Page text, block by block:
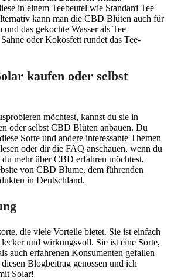
in einem Teebeutel wie Standard Tee
kann man die CBD Blüten auch für
und das gekochte Wasser als Tee
oder Kokosfett rundet das Tee-
kaufen oder selbst
möchtest, kannst du sie in
oder selbst CBD Blüten anbauen. Du
Sorte und andere interessante Themen
oder dir die FAQ anschauen, wenn du
mehr über CBD erfahren möchtest,
von CBD Blume, dem führenden
in Deutschland.
die viele Vorteile bietet. Sie ist einfach
und wirkungsvoll. Sie ist eine Sorte,
auch erfahrenen Konsumenten gefallen
Blogbeitrag genossen und ich
Solar!